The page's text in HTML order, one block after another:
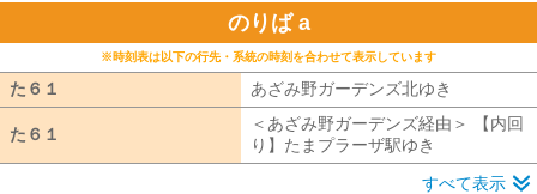
のりば a
※時刻表は以下の行先・系統の時刻を合わせて表示しています
た６１ あざみ野ガーデンズ北ゆき
た６１
＜あざみ野ガーデンズ経由＞ 【内回
り】たまプラーザ駅ゆき
すべて表示